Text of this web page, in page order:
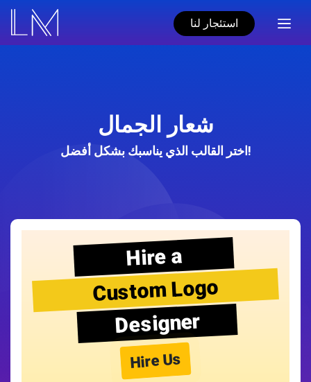
استئجار لنا
شعار الجمال
اختر القالب الذي يناسبك بشكل أفضل!
Hire a
Custom Logo
Designer
Hire Us